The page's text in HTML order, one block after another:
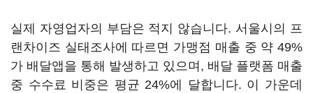
실제 자영업자의 부담은 적지 않습니다. 서울시의 프
랜차이즈 실태조사에 따르면 가맹점 매출 중 약 49%
가 배달앱을 통해 발생하고 있으며, 배달 플랫폼 매출
중 수수료 비중은 평균 24%에 달합니다. 이 가운데